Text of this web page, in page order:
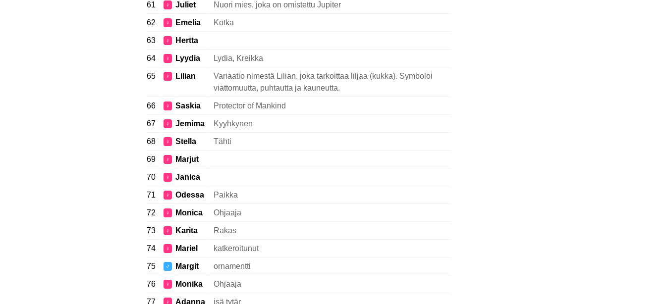
61 ♀ Juliet Nuori mies, joka on omistettu Jupiter
62 ♀ Emelia Kotka
63 ♀ Hertta
64 ♀ Lyydia Lydia, Kreikka
65 ♀ Lilian
Variaatio nimestä Lilian, joka tarkoittaa liljaa (kukka). Symboloi
viattomuutta, puhtautta ja kauneutta.
66 ♀ Saskia Protector of Mankind
67 ♀ Jemima Kyyhkynen
68 ♀ Stella Tähti
69 ♀ Marjut
70 ♀ Janica
71 ♀ Odessa Paikka
72 ♀ Monica Ohjaaja
73 ♀ Karita Rakas
74 ♀ Mariel katkeroitunut
75 ♂ Margit ornamentti
76 ♀ Monika Ohjaaja
77 ♀ Adanna isä tytär